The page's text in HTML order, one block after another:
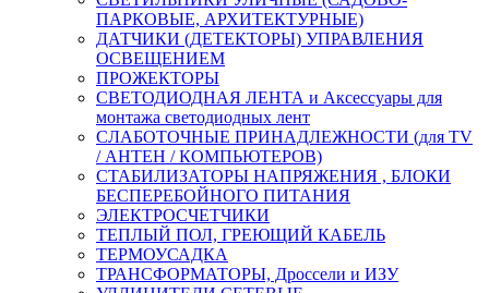
ПАРКОВЫЕ, АРХИТЕКТУРНЫЕ)
ДАТЧИКИ (ДЕТЕКТОРЫ) УПРАВЛЕНИЯ
ОСВЕЩЕНИЕМ
ПРОЖЕКТОРЫ
СВЕТОДИОДНАЯ ЛЕНТА и Аксессуары для
монтажа светодиодных лент
СЛАБОТОЧНЫЕ ПРИНАДЛЕЖНОСТИ (для TV
/ АНТЕН / КОМПЬЮТЕРОВ)
СТАБИЛИЗАТОРЫ НАПРЯЖЕНИЯ , БЛОКИ
БЕСПЕРЕБОЙНОГО ПИТАНИЯ
ЭЛЕКТРОСЧЕТЧИКИ
ТЕПЛЫЙ ПОЛ, ГРЕЮЩИЙ КАБЕЛЬ
ТЕРМОУСАДКА
ТРАНСФОРМАТОРЫ, Дроссели и ИЗУ